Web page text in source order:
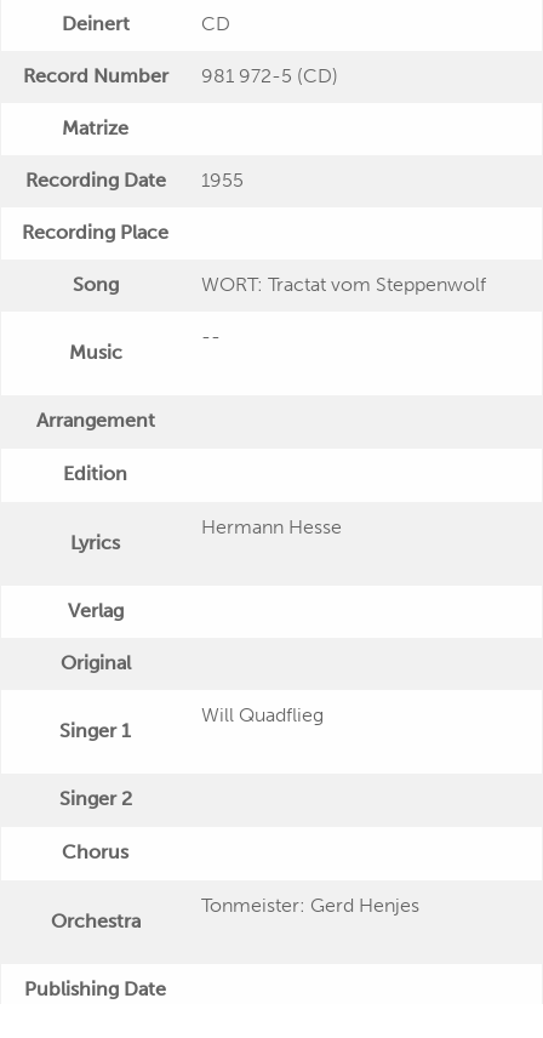
Deinert CD
Record Number 981 972-5 (CD)
Matrize
Recording Date 1955
Recording Place
Song WORT: Tractat vom Steppenwolf
Music
--
Arrangement
Edition
Lyrics
Hermann Hesse
Verlag
Original
Singer 1
Will Quadflieg
Singer 2
Chorus
Orchestra
Tonmeister: Gerd Henjes
Publishing Date